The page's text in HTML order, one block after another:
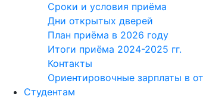
Сроки и условия приёма
Дни открытых дверей
План приёма в 2026 году
Итоги приёма 2024-2025 гг.
Контакты
Ориентировочные зарплаты в
Студентам